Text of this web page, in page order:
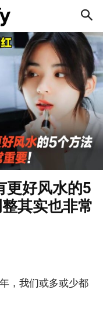
更好风水的5
其实也非常
，我们或多或少都